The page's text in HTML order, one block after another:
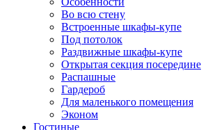
Во всю стену
Встроенные шкафы-купе
Под потолок
Раздвижные шкафы-купе
Открытая секция посередине
Распашные
Гардероб
Для маленького помещения
Эконом
Гостиные